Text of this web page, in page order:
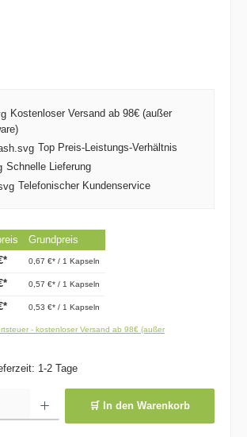
Kostenloser Versand ab 98€ (außer
Top Preis-Leistungs-Verhältnis
Schnelle Lieferung
Telefonischer Kundenservice
Grundpreis
0,67 €* / 1 Kapseln
0,57 €* / 1 Kapseln
0,53 €* / 1 Kapseln
- kostenloser Versand ab 98€ (außer
1-2 Tage
🛒 In den Warenkorb